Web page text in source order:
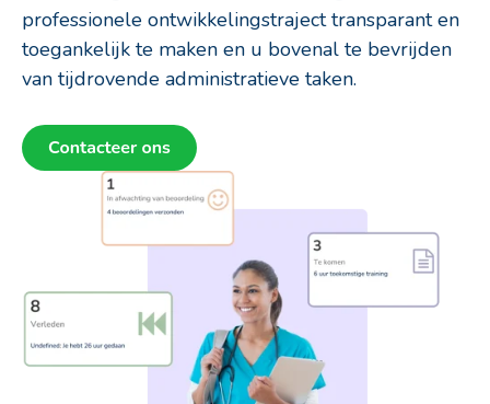
professionele ontwikkelingstraject transparant en
toegankelijk te maken en u bovenal te bevrijden
van tijdrovende administratieve taken.